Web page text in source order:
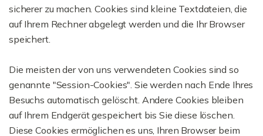
sicherer zu machen. Cookies sind kleine Textdateien, die
auf Ihrem Rechner abgelegt werden und die Ihr Browser
speichert.
Die meisten der von uns verwendeten Cookies sind so
genannte "Session-Cookies". Sie werden nach Ende Ihres
Besuchs automatisch gelöscht. Andere Cookies bleiben
auf Ihrem Endgerät gespeichert bis Sie diese löschen.
Diese Cookies ermöglichen es uns, Ihren Browser beim